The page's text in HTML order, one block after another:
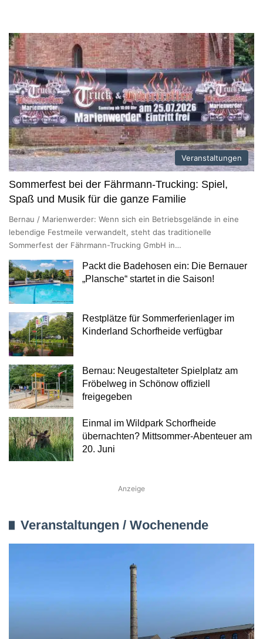
Veranstaltungen
Sommerfest bei der Fährmann-Trucking: Spiel,
Spaß und Musik für die ganze Familie
Bernau / Marienwerder: Wenn sich ein Betriebsgelände in eine
lebendige Festmeile verwandelt, steht das traditionelle
Sommerfest der Fährmann-Trucking GmbH in…
Packt die Badehosen ein: Die Bernauer
„Plansche“ startet in die Saison!
Restplätze für Sommerferienlager im
Kinderland Schorfheide verfügbar
Bernau: Neugestalteter Spielplatz am
Fröbelweg in Schönow offiziell
freigegeben
Einmal im Wildpark Schorfheide
übernachten? Mittsommer-Abenteuer am
20. Juni
Anzeige
Veranstaltungen / Wochenende